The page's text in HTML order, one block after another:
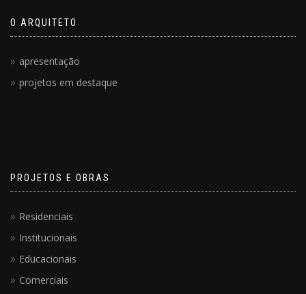
O ARQUITETO
apresentação
projetos em destaque
PROJETOS E OBRAS
Residenciais
Institucionais
Educacionais
Comerciais